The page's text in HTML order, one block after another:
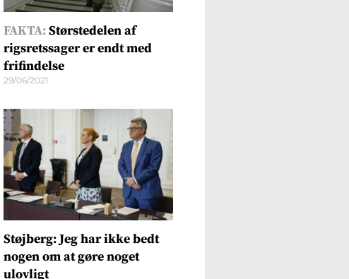
FAKTA:Størstedelen af
rigsretssager er endt med
frifindelse
29/06/2021
Støjberg: Jeg har ikke bedt
nogen om at gøre noget
ulovligt